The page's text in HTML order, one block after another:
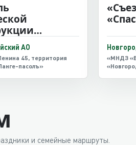
АО
45, территория
пасолъ»
«МНДЗ
и семейные маршруты.